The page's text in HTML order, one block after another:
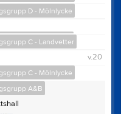
D - Mölnlycke
- Landvetter
C - Landvetter
v.20
C - Mölnlycke
idrottshallA&B